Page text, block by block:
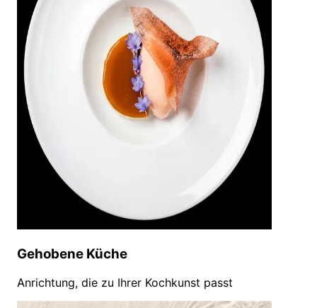
Gehobene Küche
Anrichtung, die zu Ihrer Kochkunst passt